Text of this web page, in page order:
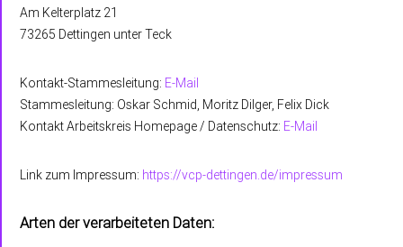
Am Kelterplatz 21
73265 Dettingen unter Teck
Kontakt-Stammesleitung: E-Mail
Stammesleitung: Oskar Schmid, Moritz Dilger, Felix Dick
Kontakt Arbeitskreis Homepage / Datenschutz: E-Mail
Link zum Impressum: https://vcp-dettingen.de/impressum
Arten der verarbeiteten Daten: